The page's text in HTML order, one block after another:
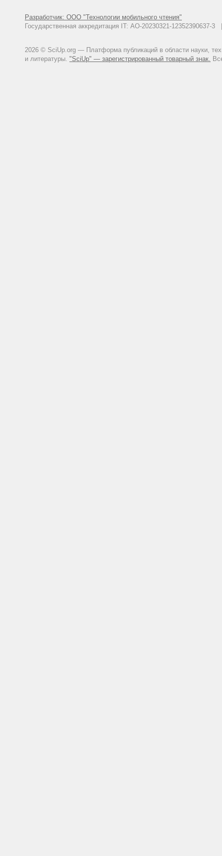
Разработчик: ООО "Технологии мобильного чтения"
Государственная аккредитация IT: АО-20230321-
2026 © SciUp.org — Платформа публикаций в области науки,
и литературы. "SciUp" — зарегистрированный товарный знак.